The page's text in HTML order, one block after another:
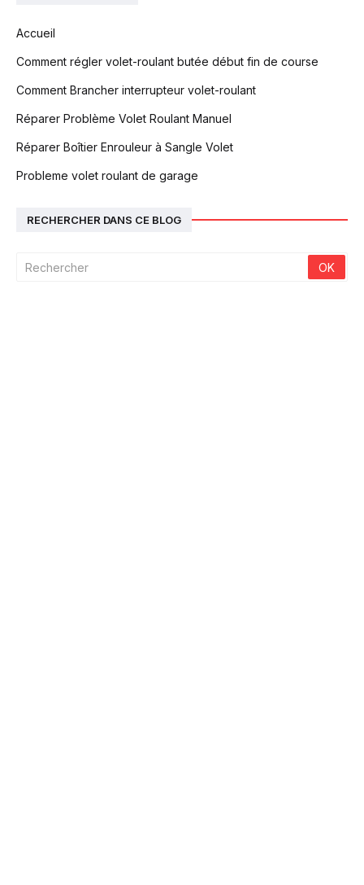
Accueil
Comment régler volet-roulant butée début fin de course
Comment Brancher interrupteur volet-roulant
Réparer Problème Volet Roulant Manuel
Réparer Boîtier Enrouleur à Sangle Volet
Probleme volet roulant de garage
RECHERCHER DANS CE BLOG